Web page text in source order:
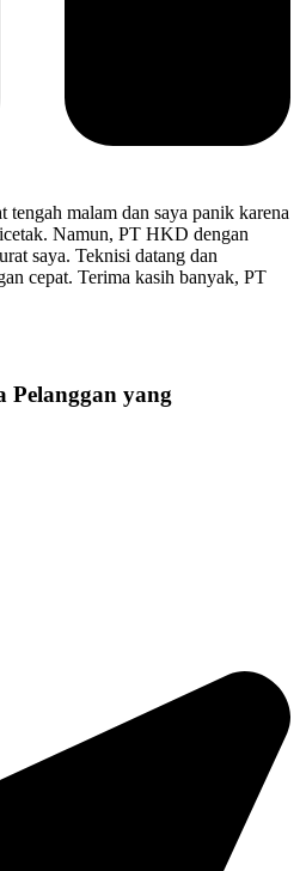
tengah malam dan saya panik karena
Namun, PT HKD dengan
saya. Teknisi datang dan
cepat. Terima kasih banyak, PT
Pelanggan yang